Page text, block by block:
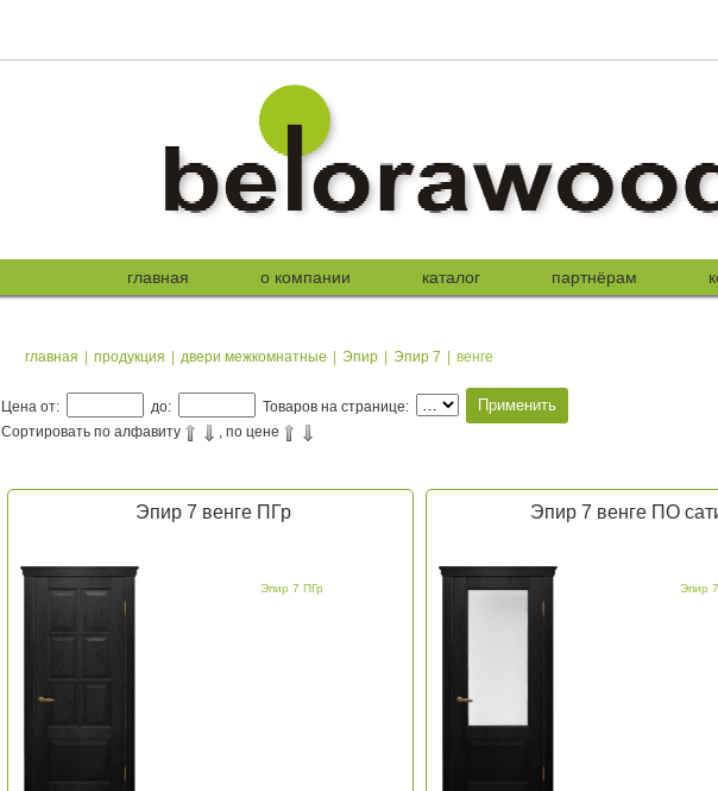
главная о компании каталог партнёрам
главная | продукция | двери межкомнатные | Эпир | Эпир 7 | венге
Цена от: до:
Товаров на странице:
Сортировать по алфавиту
, по цене
Эпир 7 венге ПГр
Эпир 7 ПГр
Эпир 7 венге ПО
Эпир